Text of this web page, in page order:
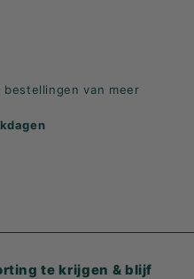
bestellingen van meer
te krijgen & blijf